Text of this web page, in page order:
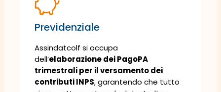
Previdenziale
Assindatcolf si occupa
dell’elaborazione dei PagoPA
trimestrali per il versamento dei
contributi INPS, garantendo che tutto